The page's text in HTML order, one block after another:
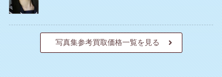
写真集参考買取価格一覧を見る